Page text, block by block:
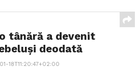
tânără a devenit
deodată
18T11:20:47+02:00